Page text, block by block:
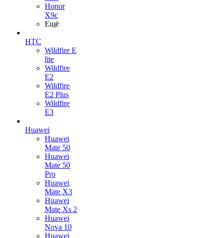
Honor
X9c
Ещё
HTC
Wildfire E
lite
Wildfire
E2
Wildfire
E2 Plus
Wildfire
E3
Huawei
Huawei
Mate 50
Huawei
Mate 50
Pro
Huawei
Mate X3
Huawei
Mate Xs 2
Huawei
Nova 10
Huawei